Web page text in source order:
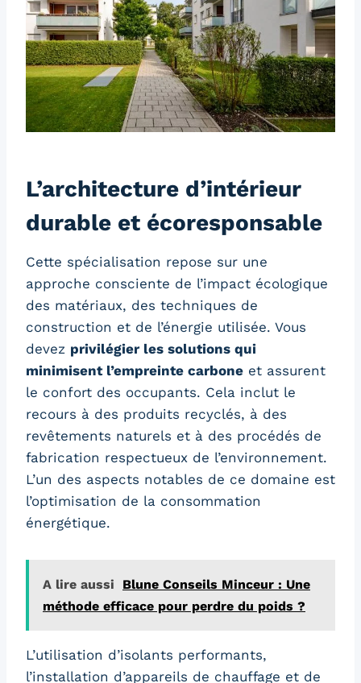
L’architecture d’intérieur
durable et écoresponsable
Cette spécialisation repose sur une
approche consciente de l’impact écologique
des matériaux, des techniques de
construction et de l’énergie utilisée. Vous
devez privilégier les solutions qui
minimisent l’empreinte carbone et assurent
le confort des occupants. Cela inclut le
recours à des produits recyclés, à des
revêtements naturels et à des procédés de
fabrication respectueux de l’environnement.
L’un des aspects notables de ce domaine est
l’optimisation de la consommation
énergétique.
A lire aussi
Blune Conseils Minceur : Une
méthode efficace pour perdre du poids ?
L’utilisation d’isolants performants,
l’installation d’appareils de chauffage et de